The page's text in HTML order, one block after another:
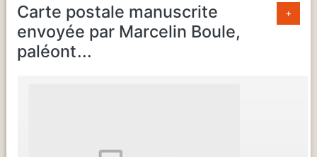
Carte postale manuscrite
envoyée par Marcelin Boule,
paléont...
+